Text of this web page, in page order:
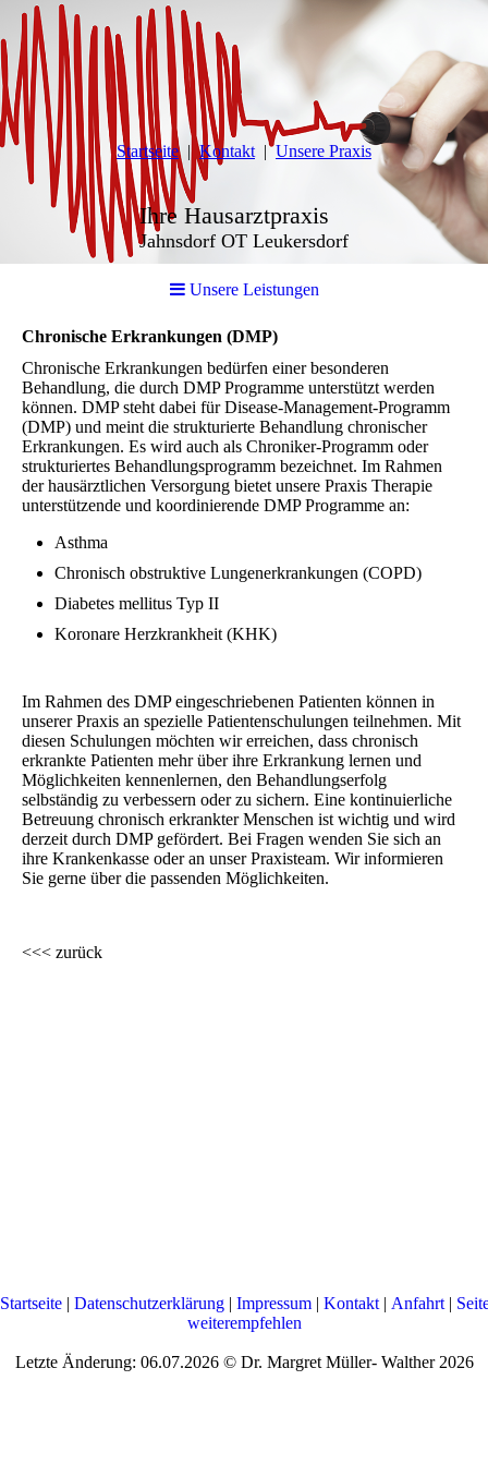
Startseite Kontakt Unsere Praxis
Ihre Hausarztpraxis
Jahnsdorf OT Leukersdorf
Unsere Leistungen
Chronische Erkrankungen (DMP)
Chronische Erkrankungen bedürfen einer besonderen
Behandlung, die durch DMP Programme unterstützt werden
können. DMP steht dabei für Disease-Management-Programm
(DMP) und meint die strukturierte Behandlung chronischer
Erkrankungen. Es wird auch als Chroniker-Programm oder
strukturiertes Behandlungsprogramm bezeichnet. Im Rahmen
der hausärztlichen Versorgung bietet unsere Praxis Therapie
unterstützende und koordinierende DMP Programme an:
Asthma
Chronisch obstruktive Lungenerkrankungen (COPD)
Diabetes mellitus Typ II
Koronare Herzkrankheit (KHK)
Im Rahmen des DMP eingeschriebenen Patienten können in
unserer Praxis an spezielle Patientenschulungen teilnehmen. Mit
diesen Schulungen möchten wir erreichen, dass chronisch
erkrankte Patienten mehr über ihre Erkrankung lernen und
Möglichkeiten kennenlernen, den Behandlungserfolg
selbständig zu verbessern oder zu sichern. Eine kontinuierliche
Betreuung chronisch erkrankter Menschen ist wichtig und wird
derzeit durch DMP gefördert. Bei Fragen wenden Sie sich an
ihre Krankenkasse oder an unser Praxisteam. Wir informieren
Sie gerne über die passenden Möglichkeiten.
<<< zurück
Startseite | Datenschutzerklärung | Impressum | Kontakt | Anfahrt |
weiterempfehlen
Letzte Änderung: 06.07.2026 © Dr. Margret Müller- Walther 2026